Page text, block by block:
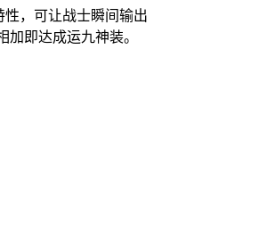
，可让战士瞬间输出
即达成运九神装。